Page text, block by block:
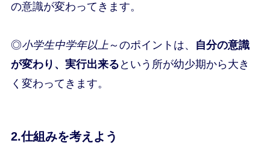
の意識が変わってきます。
◎小学生中学年以上～のポイントは、
自分の意識
が変わり、実行出来る という所が幼少期から大き
く変わってきます。
2.仕組みを考えよう